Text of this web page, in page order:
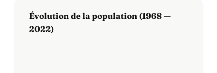
Évolution de la population (1968 —
2022)